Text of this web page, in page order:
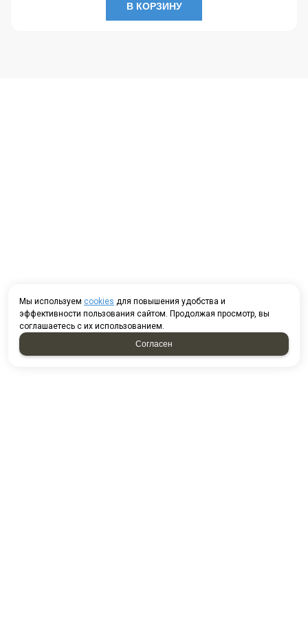
В КОРЗИНУ
Мы используем cookies для повышения удобства и
эффективности пользования сайтом. Продолжая просмотр, вы
соглашаетесь с их использованием.
Согласен